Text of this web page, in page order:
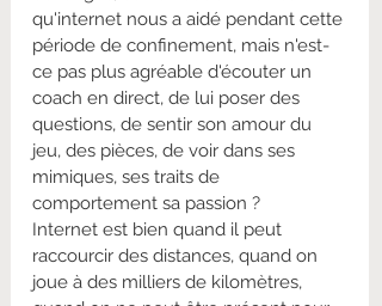
qu'internet nous a aidé pendant cette
période de confinement, mais n'est-
ce pas plus agréable d'écouter un
coach en direct, de lui poser des
questions, de sentir son amour du
jeu, des pièces, de voir dans ses
mimiques, ses traits de
comportement sa passion ?
Internet est bien quand il peut
raccourcir des distances, quand on
joue à des milliers de kilomètres,